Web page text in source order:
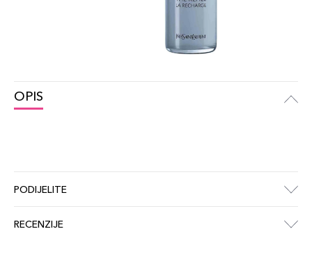
OPIS
PODIJELITE
RECENZIJE